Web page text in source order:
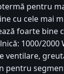
pentru
cu cele mai
foarte bine
1000/2000
ventilare,
pentru